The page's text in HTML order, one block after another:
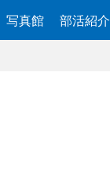
写真館 部活紹介